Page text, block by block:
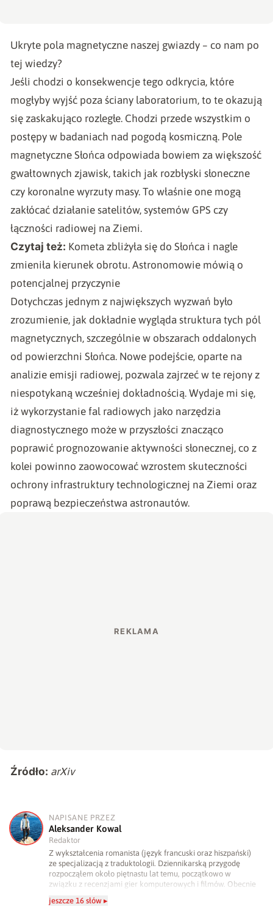
Ukryte pola magnetyczne naszej gwiazdy – co nam po
tej wiedzy?
Jeśli chodzi o konsekwencje tego odkrycia, które
mogłyby wyjść poza ściany laboratorium, to te okazują
się zaskakująco rozległe. Chodzi przede wszystkim o
postępy w badaniach nad pogodą kosmiczną. Pole
magnetyczne Słońca odpowiada bowiem za większość
gwałtownych zjawisk, takich jak rozbłyski słoneczne
czy koronalne wyrzuty masy. To właśnie one mogą
zakłócać działanie satelitów, systemów GPS czy
łączności radiowej na Ziemi.
Czytaj też: Kometa zbliżyła się do Słońca i nagle
zmieniła kierunek obrotu. Astronomowie mówią o
potencjalnej przyczynie
Dotychczas jednym z największych wyzwań było
zrozumienie, jak dokładnie wygląda struktura tych pól
magnetycznych, szczególnie w obszarach oddalonych
od powierzchni Słońca. Nowe podejście, oparte na
analizie emisji radiowej, pozwala zajrzeć w te rejony z
niespotykaną wcześniej dokładnością. Wydaje mi się,
iż wykorzystanie fal radiowych jako narzędzia
diagnostycznego może w przyszłości znacząco
poprawić prognozowanie aktywności słonecznej, co z
kolei powinno zaowocować wzrostem skuteczności
ochrony infrastruktury technologicznej na Ziemi oraz
poprawą bezpieczeństwa astronautów.
Źródło: arXiv
A
NAPISANE PRZEZ
Aleksander Kowal
Redaktor
Z wykształcenia romanista (język francuski oraz hiszpański)
ze specjalizacją z traduktologii. Dziennikarską przygodę
rozpocząłem około piętnastu lat temu, początkowo w
związku z recenzjami gier komputerowych i filmów. Obecnie
nauką oraz technologią. W wolnym czasie uwielbiam
jeszcze 16 słów ▸